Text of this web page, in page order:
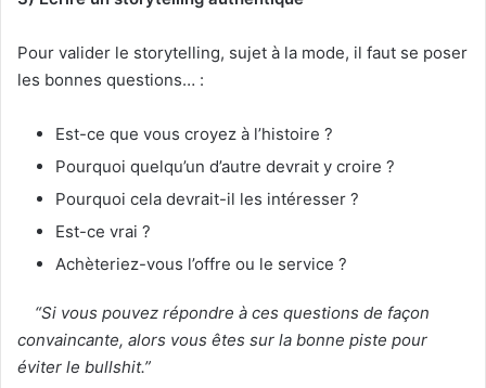
Pour valider le storytelling, sujet à la mode, il faut se poser
les bonnes questions… :
Est-ce que vous croyez à l’histoire ?
Pourquoi quelqu’un d’autre devrait y croire ?
Pourquoi cela devrait-il les intéresser ?
Est-ce vrai ?
Achèteriez-vous l’offre ou le service ?
“Si vous pouvez répondre à ces questions de façon
convaincante, alors vous êtes sur la bonne piste pour
éviter le bullshit.”